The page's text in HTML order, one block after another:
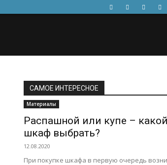
САМОЕ ИНТЕРЕСНОЕ
Материалы
Распашной или купе – какой
шкаф выбрать?
12.08.2020
При покупке шкафа в первую очередь